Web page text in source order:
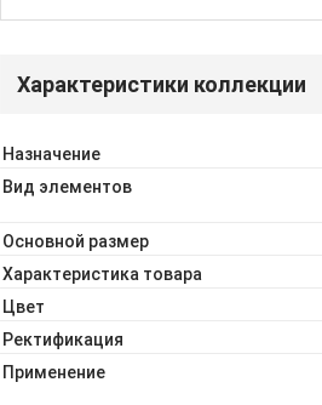
Характеристики коллекции
Назначение
Вид элементов
Основной размер
Характеристика товара
Цвет
Ректификация
Применение